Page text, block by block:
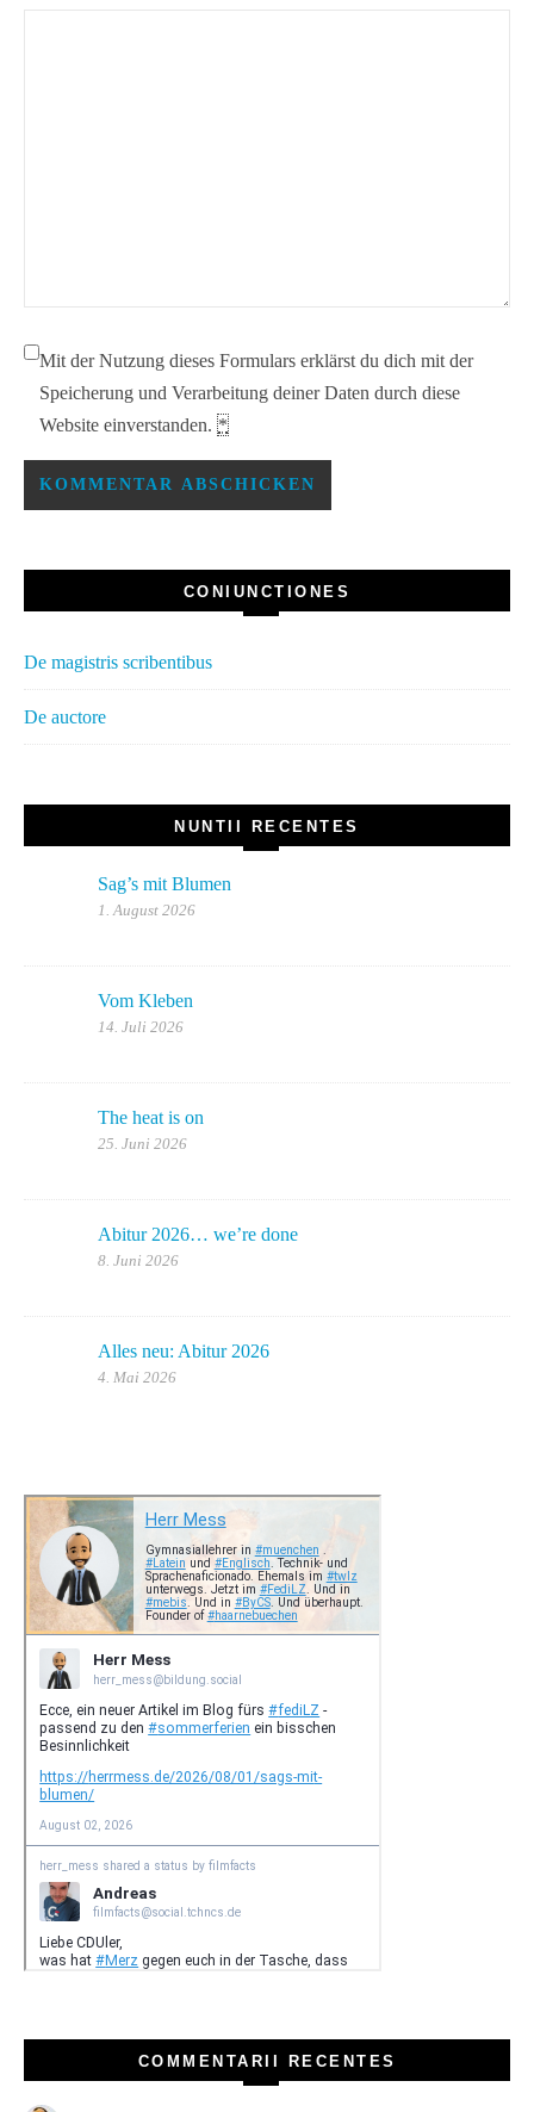
Mit der Nutzung dieses Formulars erklärst du dich mit der
Speicherung und Verarbeitung deiner Daten durch diese
Website einverstanden. *
CONIUNCTIONES
De magistris scribentibus
De auctore
NUNTII RECENTES
Sag’s mit Blumen
1. August 2026
Vom Kleben
14. Juli 2026
The heat is on
25. Juni 2026
Abitur 2026… we’re done
8. Juni 2026
Alles neu: Abitur 2026
4. Mai 2026
COMMENTARII RECENTES